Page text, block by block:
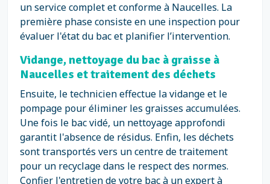
un service complet et conforme à Naucelles. La
première phase consiste en une inspection pour
évaluer l'état du bac et planifier l’intervention.
Vidange, nettoyage du bac à graisse à
Naucelles et traitement des déchets
Ensuite, le technicien effectue la vidange et le
pompage pour éliminer les graisses accumulées.
Une fois le bac vidé, un nettoyage approfondi
garantit l'absence de résidus. Enfin, les déchets
sont transportés vers un centre de traitement
pour un recyclage dans le respect des normes.
Confier l'entretien de votre bac à un expert à